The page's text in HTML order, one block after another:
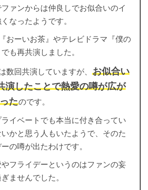
ァンからは仲良しでお似合いのイ
なったようです。
おーいお茶』やテレビドラマ『僕の
も再共演しました。
数回共演していますが、 お似合い
演したことで熱愛の噂が広が
たのです。
イベートでも本当に付き合ってい
かと思う人もいたようで、そのた
の噂が出たわけです。
やフライデーというのはファンの妄
ませんでした。